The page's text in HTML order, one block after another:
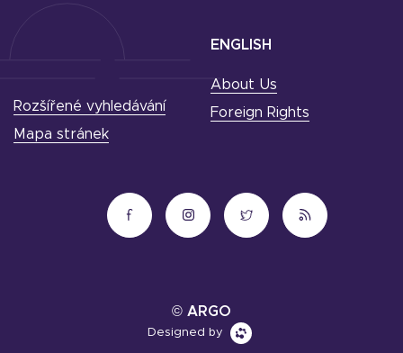
ENGLISH
About Us
Foreign Rights
Rozšířené vyhledávání
Mapa stránek
© ARGO
Designed by